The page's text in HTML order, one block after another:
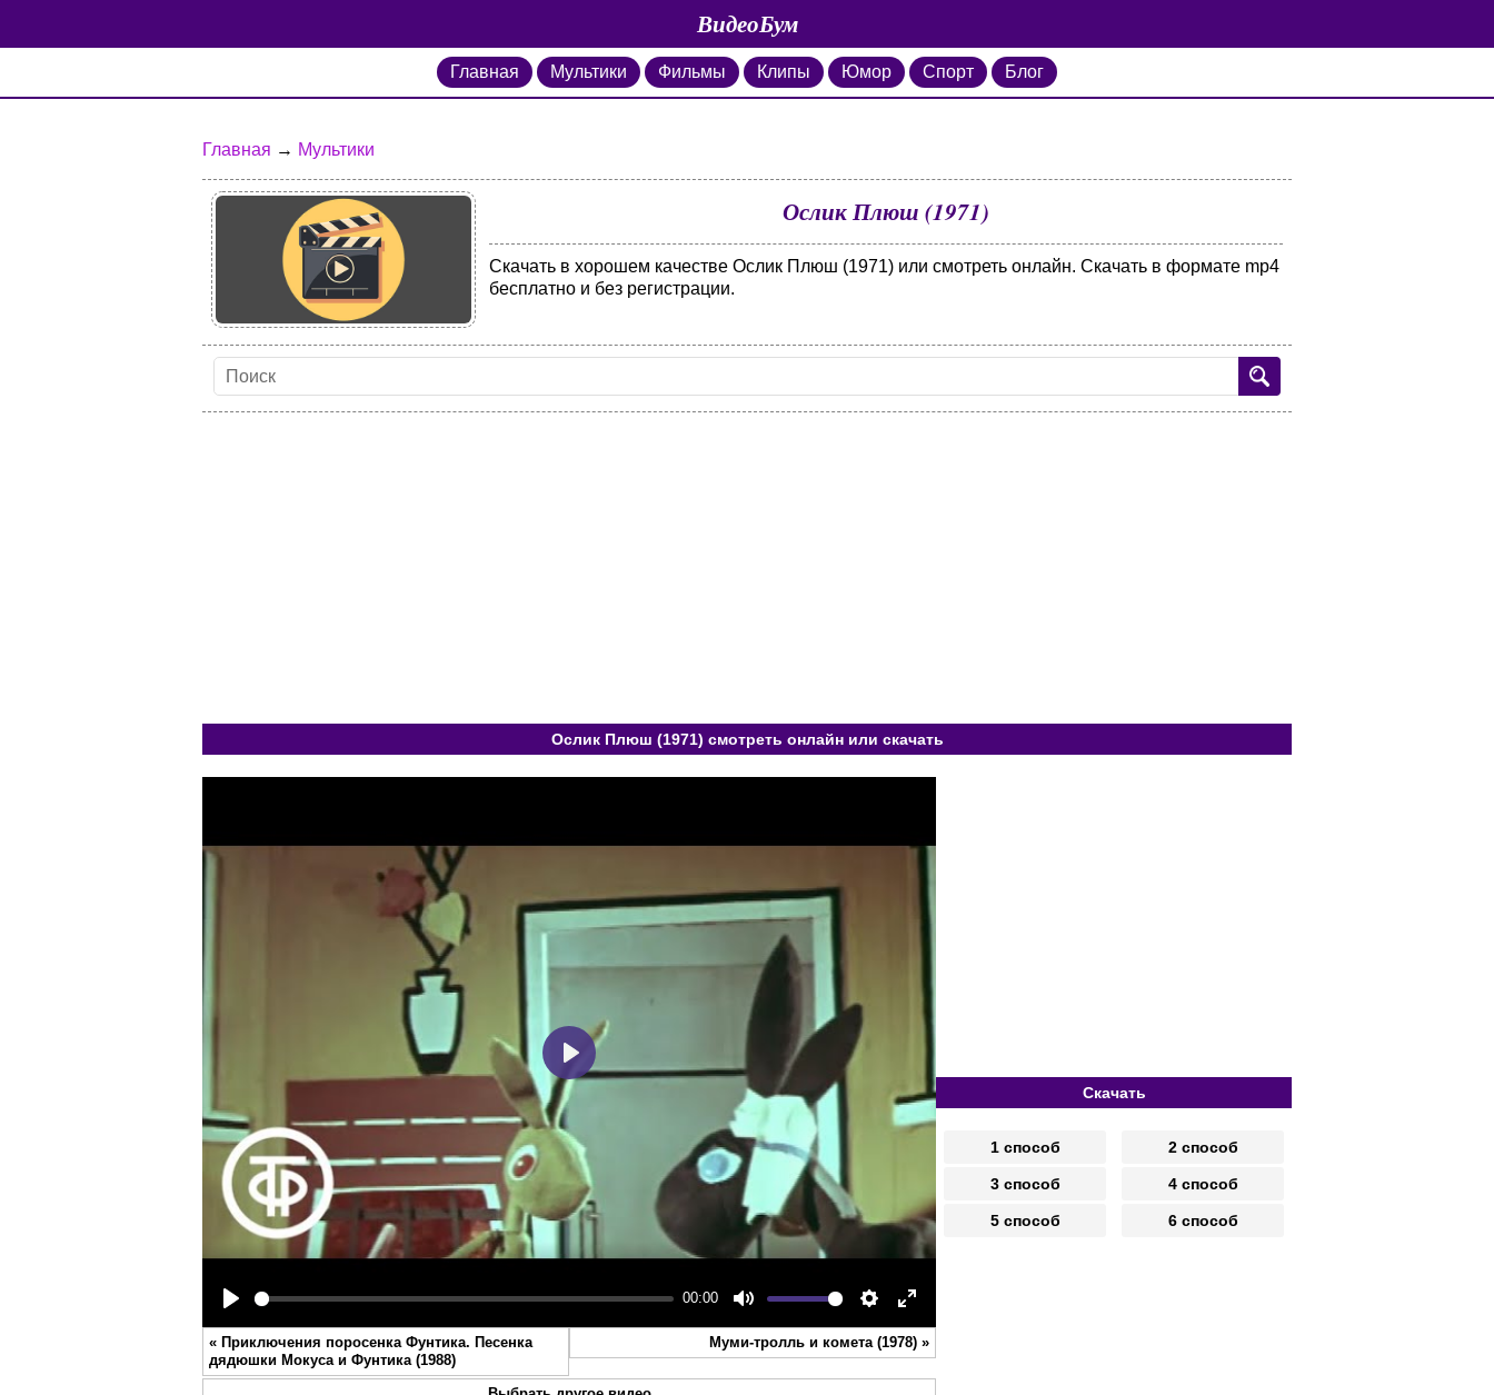
ВидеоБум
Главная Мультики Фильмы Клипы Юмор Спорт Блог
Главная → Мультики
Ослик Плюш (1971)
Скачать в хорошем качестве Ослик Плюш (1971) или смотреть онлайн. Скачать в формате mp4
бесплатно и без регистрации.
Ослик Плюш (1971) смотреть онлайн или скачать
Play
00:00
Mute Settings
Enter
fullscreen
Play
« Приключения поросенка Фунтика. Песенка
дядюшки Мокуса и Фунтика (1988)
Муми-тролль и комета (1978) »
Скачать
1 способ 2 способ
3 способ 4 способ
5 способ 6 способ